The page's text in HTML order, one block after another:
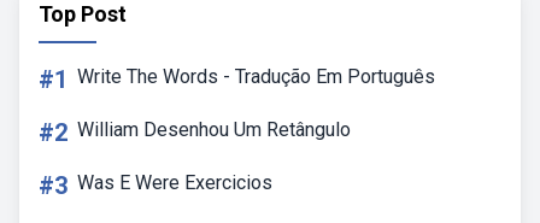
Top Post
#1 Write The Words - Tradução Em Português
#2 William Desenhou Um Retângulo
#3 Was E Were Exercicios